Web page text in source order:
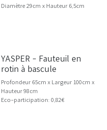
Diamètre 29cm x Hauteur 6,5cm
YASPER - Fauteuil en
rotin à bascule
Profondeur 65cm x Largeur 100cm x
Hauteur 98cm
Eco-participation: 0,82€